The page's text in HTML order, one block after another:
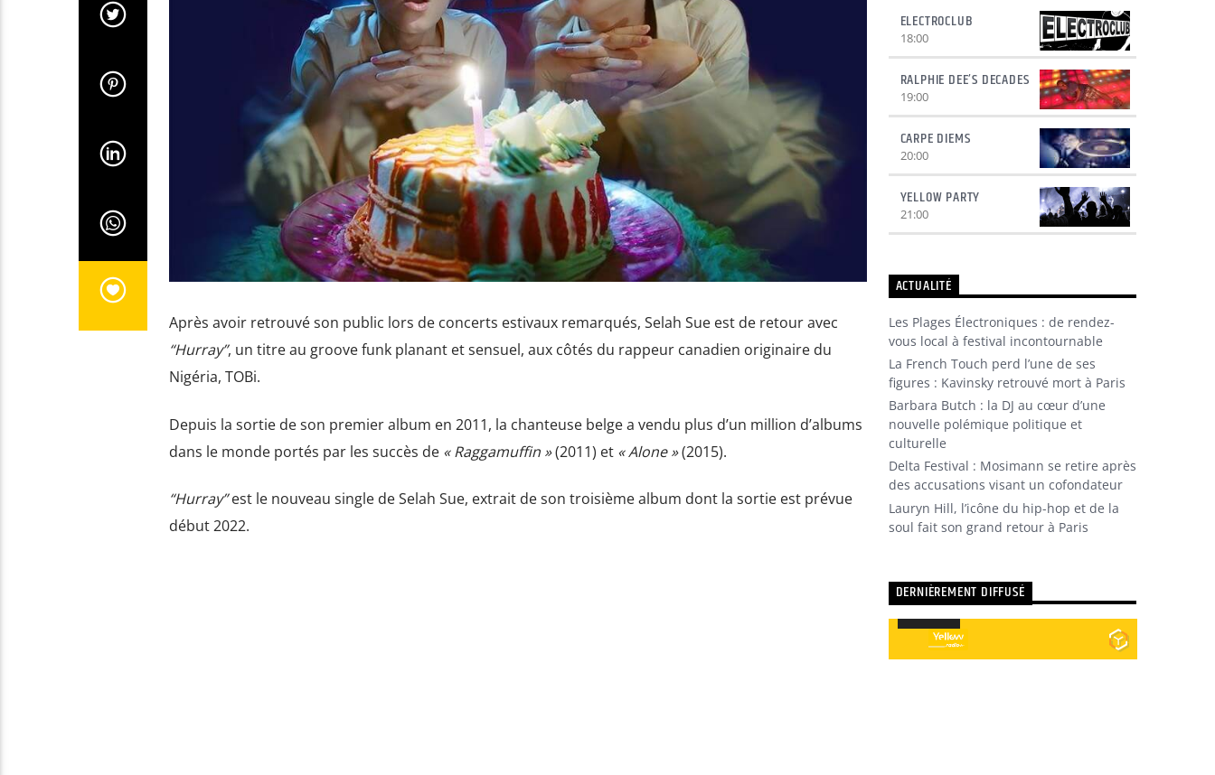
Après avoir retrouvé son public lors de concerts estivaux remarqués, Selah Sue est de retour avec
“Hurray”, un titre au groove funk planant et sensuel, aux côtés du rappeur canadien originaire du
Nigéria, TOBi.
Depuis la sortie de son premier album en 2011, la chanteuse belge a vendu plus d’un million d’albums
dans le monde portés par les succès de « Raggamuffin »(2011) et« Alone »(2015).
“Hurray”est le nouveau single de Selah Sue, extrait de son troisième album dont la sortie est prévue
début 2022.
ELECTROCLUB
18:00
RALPHIE DEE’S DECADES
19:00
CARPE DIEMS
20:00
YELLOW PARTY
21:00
ACTUALITÉ
Les Plages Électroniques : de rendez-
vous local à festival incontournable
La French Touch perd l’une de ses
figures : Kavinsky retrouvé mort à Paris
Barbara Butch : la DJ au cœur d’une
nouvelle polémique politique et
culturelle
Delta Festival : Mosimann se retire après
des accusations visant un cofondateur
Lauryn Hill, l’icône du hip-hop et de la
soul fait son grand retour à Paris
DERNIÈREMENT DIFFUSÉ
Lecteur
audio
Utilisez
flèches